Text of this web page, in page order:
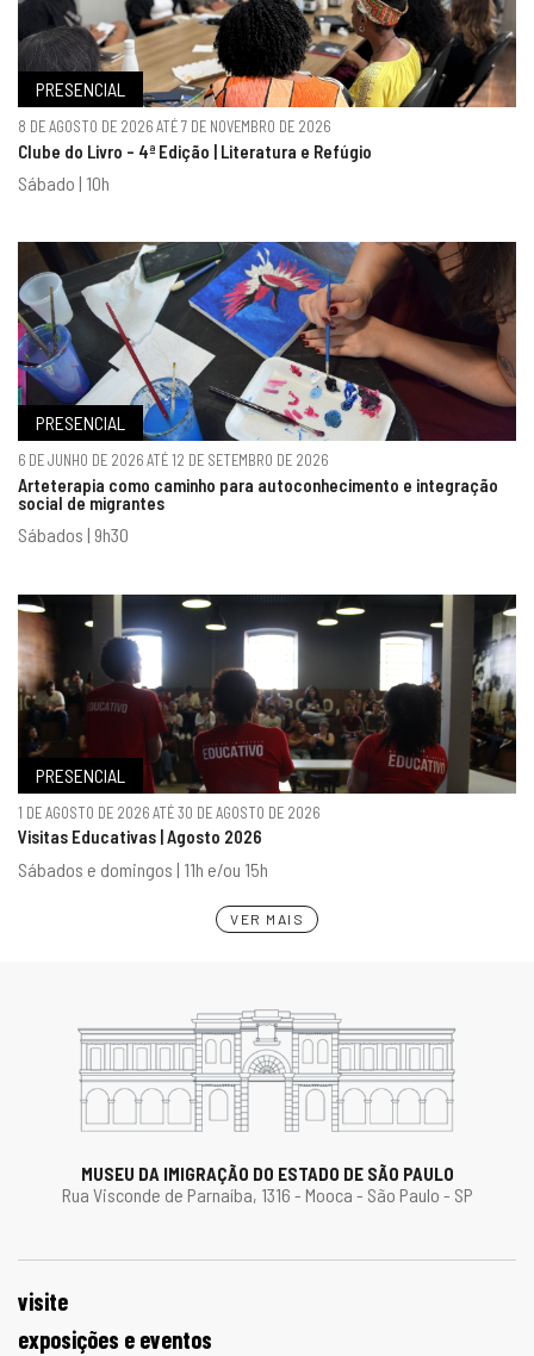
PRESENCIAL
8 DE AGOSTO DE 2026 ATÉ 7 DE NOVEMBRO DE 2026
Clube do Livro - 4ª Edição | Literatura e Refúgio
Sábado | 10h
PRESENCIAL
6 DE JUNHO DE 2026 ATÉ 12 DE SETEMBRO DE 2026
Arteterapia como caminho para autoconhecimento e integração
social de migrantes
Sábados | 9h30
PRESENCIAL
1 DE AGOSTO DE 2026 ATÉ 30 DE AGOSTO DE 2026
Visitas Educativas | Agosto 2026
Sábados e domingos | 11h e/ou 15h
VER MAIS
MUSEU DA IMIGRAÇÃO DO ESTADO DE SÃO PAULO
Rua Visconde de Parnaíba, 1316 - Mooca - São Paulo - SP
visite
exposições e eventos